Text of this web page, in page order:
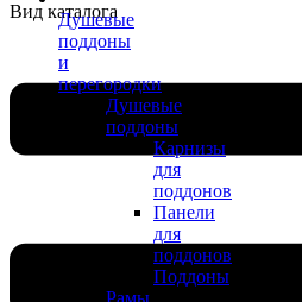
Душевые
поддоны
и
перегородки
Душевые
поддоны
Карнизы
для
поддонов
Панели
для
поддонов
Поддоны
Вид каталога